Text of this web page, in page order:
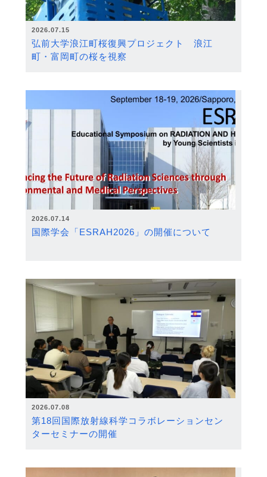
2026.07.15
弘前大学浪江町桜復興プロジェクト 浪江
町・富岡町の桜を視察
2026.07.14
国際学会「ESRAH2026」の開催について
2026.07.08
第18回国際放射線科学コラボレーションセン
ターセミナーの開催